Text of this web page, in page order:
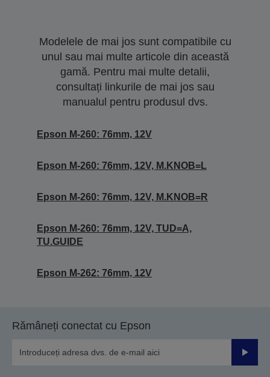
Modelele de mai jos sunt compatibile cu
unul sau mai multe articole din această
gamă. Pentru mai multe detalii,
consultați linkurile de mai jos sau
manualul pentru produsul dvs.
Epson M-260: 76mm, 12V
Epson M-260: 76mm, 12V, M.KNOB=L
Epson M-260: 76mm, 12V, M.KNOB=R
Epson M-260: 76mm, 12V, TUD=A,
TU.GUIDE
Epson M-262: 76mm, 12V
Rămâneți conectat cu Epson